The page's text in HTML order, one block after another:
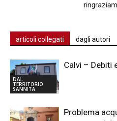
articoli collegati dagli autori
DAL
TERRITORIO
SANNITA
Calvi – Debiti
Problema